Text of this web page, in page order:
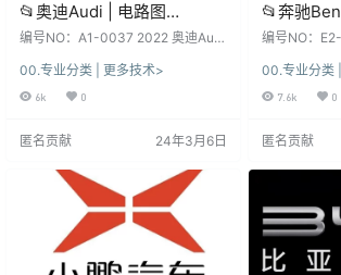
📂奥迪Audi | 电路图
2022~2020 原厂ElsaPro离
线电路图更新（910M）
编号NO：A1-0037 2022 奥迪Audi
[Information] 离线版ElsaPro版电路
图 查 询 关 键 字 [Keywords] 奥迪A
录 [Inventory] 【汽修工程师】202
修工程师】…
00.专业分类 | 更多技术>
6k 0
匿名贡献 24年3月6日
📂奔驰
系统
图查询系
+证书+补
（33G）
编号NO：
路图查询系
书+补丁+注
未测试, 仅供
P和VIP都能
00.专业分类
7.6k 0
匿名贡献